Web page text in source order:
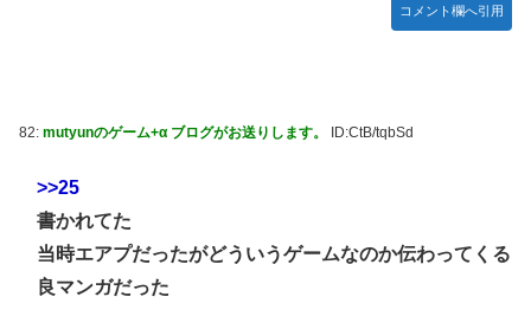
コメント欄へ引用
82: mutyunのゲーム+α ブログがお送りします。 ID:CtB/tqbSd
>>25
書かれてた
当時エアプだったがどういうゲームなのか伝わってくる
良マンガだった